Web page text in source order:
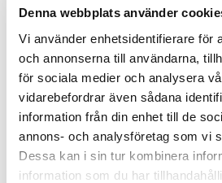
Denna webbplats använder
Vi använder enhetsidentifierare för
och annonserna till användarna,
för sociala medier och analysera
vidarebefordrar även sådana
information från din enhet till de
annons- och analysföretag som vi
Dessa kan i sin tur kombinera
information som du har
Kernel Oil,
2 Cocoate/Benzoic Acid,Parfum/
Produktdetaljer
Recensioner